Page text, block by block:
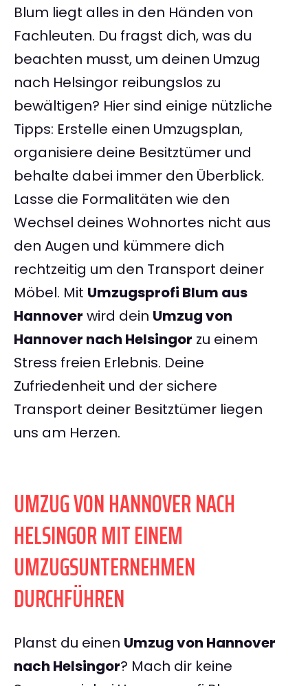
Blum liegt alles in den Händen von
Fachleuten. Du fragst dich, was du
beachten musst, um deinen Umzug
nach Helsingor reibungslos zu
bewältigen? Hier sind einige nützliche
Tipps: Erstelle einen Umzugsplan,
organisiere deine Besitztümer und
behalte dabei immer den Überblick.
Lasse die Formalitäten wie den
Wechsel deines Wohnortes nicht aus
den Augen und kümmere dich
rechtzeitig um den Transport deiner
Möbel. Mit Umzugsprofi Blum aus
Hannover wird dein Umzug von
Hannover nach Helsingor zu einem
Stress freien Erlebnis. Deine
Zufriedenheit und der sichere
Transport deiner Besitztümer liegen
uns am Herzen.
UMZUG VON HANNOVER NACH
HELSINGOR MIT EINEM
UMZUGSUNTERNEHMEN
DURCHFÜHREN
Planst du einen Umzug von Hannover
nach Helsingor? Mach dir keine